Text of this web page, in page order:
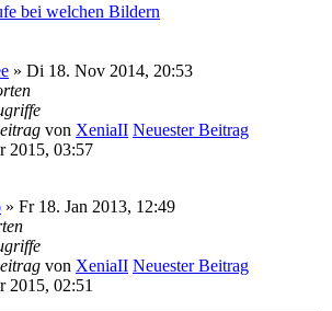
bei welchen Bildern
» Di 18. Nov 2014, 20:53
von XeniaII Neuester Beitrag
2015, 03:57
» Fr 18. Jan 2013, 12:49
von XeniaII Neuester Beitrag
2015, 02:51